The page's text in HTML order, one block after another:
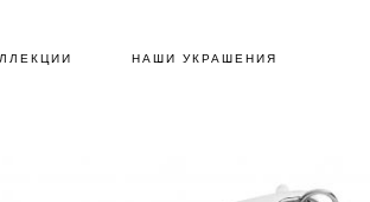
НАШИ УКРАШЕНИЯ